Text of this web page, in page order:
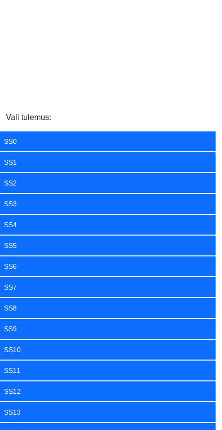
Vali tulemus:
SS0
SS1
SS2
SS3
SS4
SS5
SS6
SS7
SS8
SS9
SS10
SS11
SS12
SS13